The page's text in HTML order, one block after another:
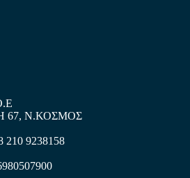
67, Ν.ΚΟΣΜΟΣ
210 9238158